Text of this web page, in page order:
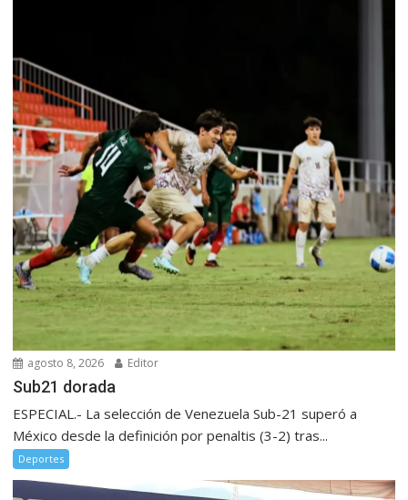
agosto 8, 2026 Editor
Sub21 dorada
ESPECIAL.- La selección de Venezuela Sub-21 superó a
México desde la definición por penaltis (3-2) tras...
Deportes